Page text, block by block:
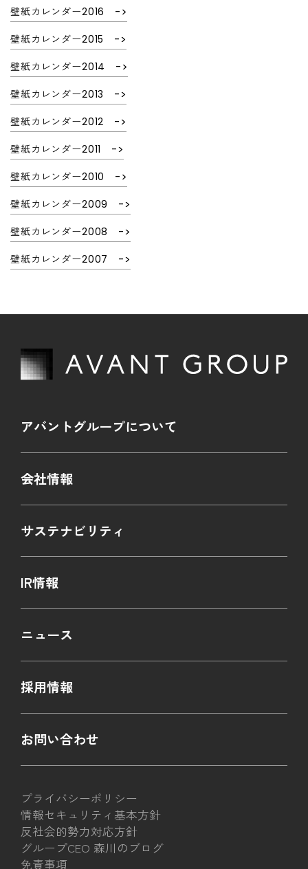
壁紙カレンダー2016
壁紙カレンダー2015
壁紙カレンダー2014
壁紙カレンダー2013
壁紙カレンダー2012
壁紙カレンダー2011
壁紙カレンダー2010
壁紙カレンダー2009
壁紙カレンダー2008
壁紙カレンダー2007
アバントグループについて
会社情報
サステナビリティ
IR情報
ニュース
採用情報
お問い合わせ
プライバシーポリシー
情報セキュリティ基本方針
反社会的勢力対応方針
グループCEO 森川のブログ
免責事項